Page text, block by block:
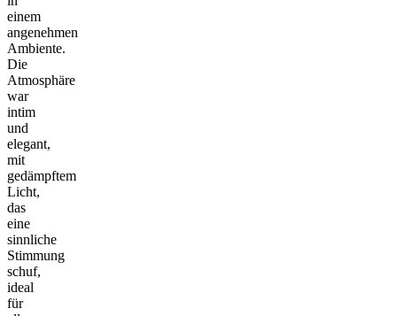
einem
angenehmen
Ambiente.
Die
Atmosphäre
war
intim
und
elegant,
mit
gedämpftem
Licht,
das
eine
sinnliche
Stimmung
schuf,
ideal
für